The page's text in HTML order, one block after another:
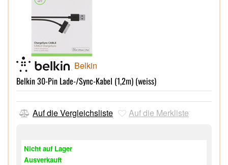
Belkin
Belkin 30-Pin Lade-/Sync-Kabel (1,2m) (weiss)
Auf die Vergleichsliste Auf die Merkliste
Nicht auf Lager
Ausverkauft